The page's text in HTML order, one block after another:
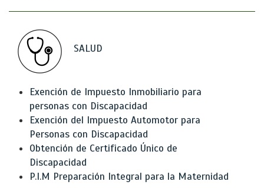
SALUD
Exención de Impuesto Inmobiliario para
personas con Discapacidad
Exención del Impuesto Automotor para
Personas con Discapacidad
Obtención de Certificado Único de
Discapacidad
P.I.M Preparación Integral para la Maternidad